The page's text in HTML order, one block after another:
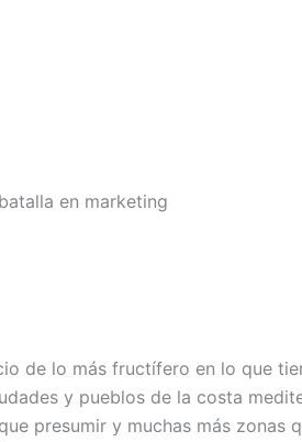
en marketing
de lo más fructífero en lo que
y pueblos de la costa
presumir y muchas más